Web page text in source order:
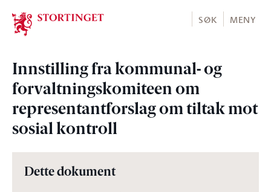
Stortinget.no
SØK MENY
Innstilling fra kommunal- og
forvaltningskomiteen om
representantforslag om tiltak mot
sosial kontroll
Dette dokument